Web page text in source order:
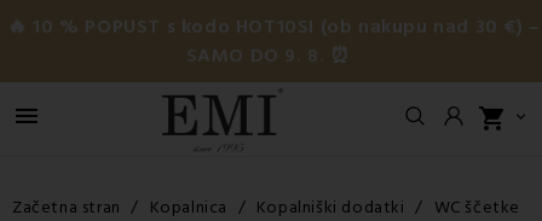
🔥 10 % POPUST s kodo HOT10SI (ob nakupu nad 30 €) –
SAMO DO 9. 8. ⏰
 shopping_cart 
Začetna stran Kopalnica Kopalniški dodatki
WC ščetke